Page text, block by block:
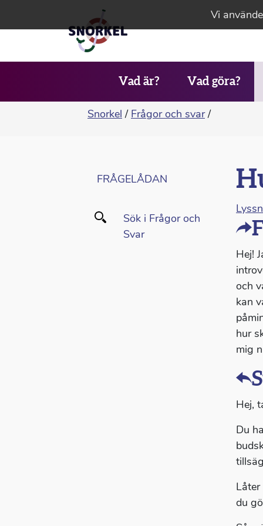
Vi
Vad är? Vad göra?
Snorkel / Frågor och svar /
FRÅGELÅDAN
Sök i Frågor och
Svar
Hej!
och
kan
hur
mig
Hej,
Du
du